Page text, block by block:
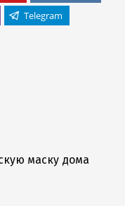
Telegram
маску дома